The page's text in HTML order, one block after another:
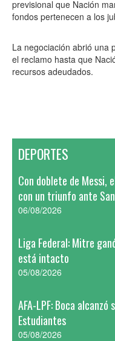
previsional que Nación
fondos pertenecen a los
La negociación abrió una
el reclamo hasta que
recursos adeudados.
DEPORTES
Con doblete de Messi,
con un triunfo ante
06/08/2026
Liga Federal: Mitre
está intacto
05/08/2026
AFA-LPF: Boca
Estudiantes
05/08/2026